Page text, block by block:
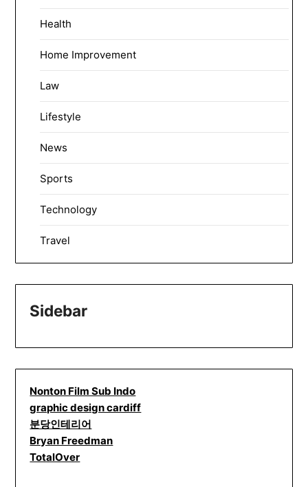
Health
Home Improvement
Law
Lifestyle
News
Sports
Technology
Travel
Sidebar
Nonton Film Sub Indo
graphic design cardiff
분당인테리어
Bryan Freedman
TotalOver